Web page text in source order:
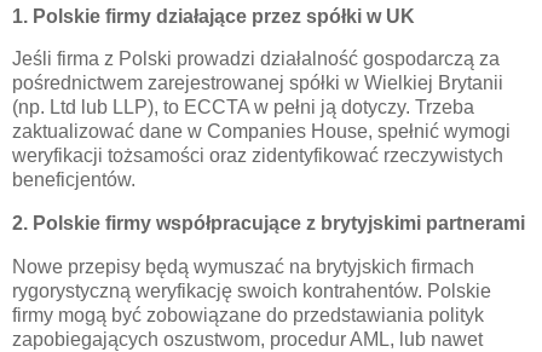
1. Polskie firmy działające przez spółki w UK
Jeśli firma z Polski prowadzi działalność gospodarczą za
pośrednictwem zarejestrowanej spółki w Wielkiej Brytanii
(np. Ltd lub LLP), to ECCTA w pełni ją dotyczy. Trzeba
zaktualizować dane w Companies House, spełnić wymogi
weryfikacji tożsamości oraz zidentyfikować rzeczywistych
beneficjentów.
2. Polskie firmy współpracujące z brytyjskimi partnerami
Nowe przepisy będą wymuszać na brytyjskich firmach
rygorystyczną weryfikację swoich kontrahentów. Polskie
firmy mogą być zobowiązane do przedstawiania polityk
zapobiegających oszustwom, procedur AML, lub nawet